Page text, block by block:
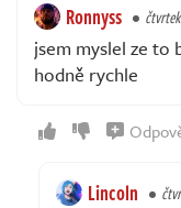
Ronnyss
jsem myslel ze to
hodně rychle
Lincoln